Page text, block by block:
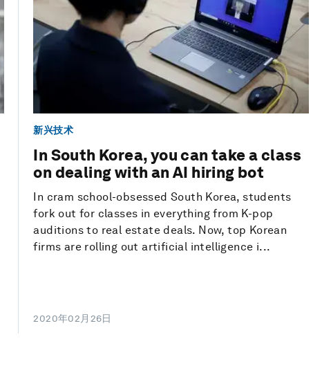
新兴技术
In South Korea, you can take a class
on dealing with an AI hiring bot
In cram school-obsessed South Korea, students
fork out for classes in everything from K-pop
auditions to real estate deals. Now, top Korean
firms are rolling out artificial intelligence i...
2020年02月26日